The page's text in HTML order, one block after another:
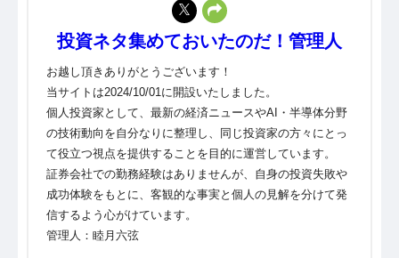
投資ネタ集めておいたのだ！管理人
お越し頂きありがとうございます！
当サイトは2024/10/01に開設いたしました。
個人投資家として、最新の経済ニュースやAI・半導体分野
の技術動向を自分なりに整理し、同じ投資家の方々にとっ
て役立つ視点を提供することを目的に運営しています。
証券会社での勤務経験はありませんが、自身の投資失敗や
成功体験をもとに、客観的な事実と個人の見解を分けて発
信するよう心がけています。
管理人：睦月六弦